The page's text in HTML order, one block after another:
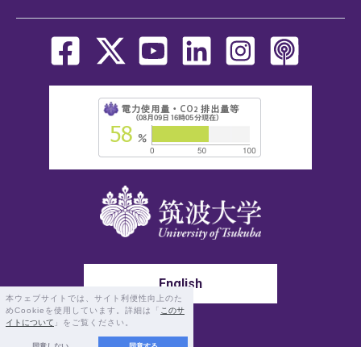
本ウェブサイトでは、サイト利便性向上のた
めCookieを使用しています。詳細は「 このサ
イトについて 」をご覧ください。
English
〒305-8577 茨城県つくば市天王台1-1-1